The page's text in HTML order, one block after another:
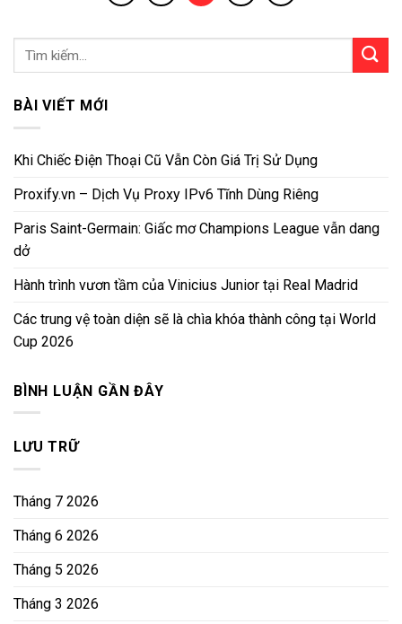
BÀI VIẾT MỚI
Khi Chiếc Điện Thoại Cũ Vẫn Còn Giá Trị Sử Dụng
Proxify.vn – Dịch Vụ Proxy IPv6 Tĩnh Dùng Riêng
Paris Saint-Germain: Giấc mơ Champions League vẫn dang
dở
Hành trình vươn tầm của Vinicius Junior tại Real Madrid
Các trung vệ toàn diện sẽ là chìa khóa thành công tại World
Cup 2026
BÌNH LUẬN GẦN ĐÂY
LƯU TRỮ
Tháng 7 2026
Tháng 6 2026
Tháng 5 2026
Tháng 3 2026